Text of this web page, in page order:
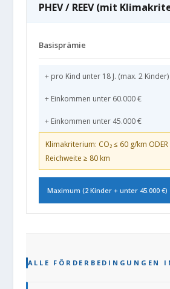
PHEV / REEV (mit
Basisprämie
+ pro Kind unter 18 J. (max. 2 Kinder)
+ Einkommen unter 60.000 €
+ Einkommen unter 45.000 €
Klimakriterium: CO₂ ≤ 60 g/km ODER
Reichweite ≥ 80 km
Maximum (2 Kinder + unter 45.000 €)
ALLE FÖRDERBEDINGUNGEN